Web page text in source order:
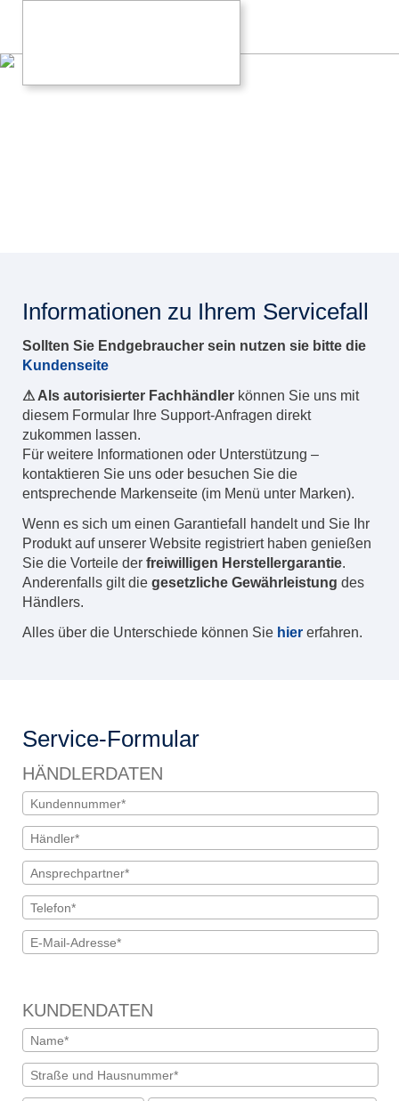
Informationen zu Ihrem Servicefall
Sollten Sie Endgebraucher sein nutzen sie bitte die
Kundenseite
⚠︎ Als autorisierter Fachhändler können Sie uns mit
diesem Formular Ihre Support-Anfragen direkt
zukommen lassen.
Für weitere Informationen oder Unterstützung –
kontaktieren Sie uns oder besuchen Sie die
entsprechende Markenseite (im Menü unter Marken).
Wenn es sich um einen Garantiefall handelt und Sie Ihr
Produkt auf unserer Website registriert haben genießen
Sie die Vorteile der freiwilligen Herstellergarantie.
Anderenfalls gilt die gesetzliche Gewährleistung des
Händlers.
Alles über die Unterschiede können Sie hier erfahren.
Service-Formular
HÄNDLERDATEN
KUNDENDATEN